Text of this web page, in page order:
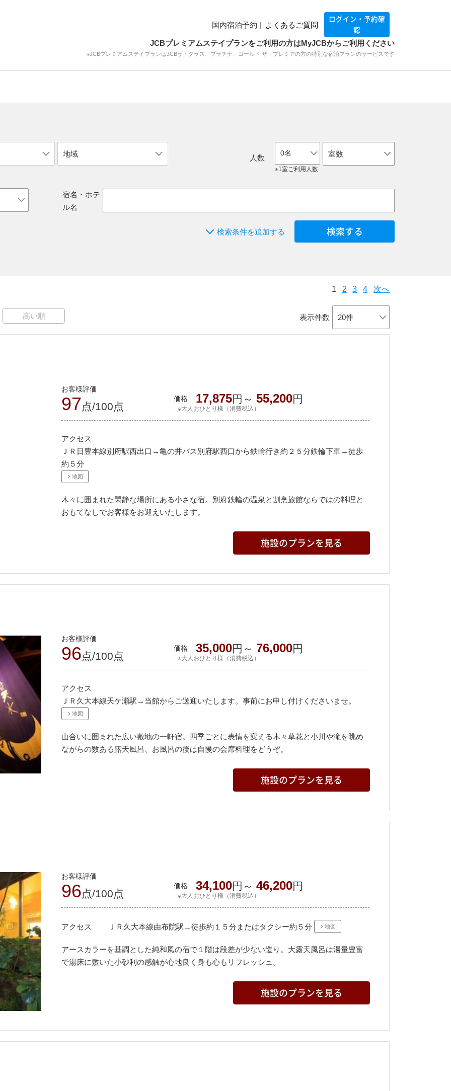
国内宿泊予約 | よくあるご質問
ログイン・予約確
認
JCBプレミアムステイプランをご利用の方は MyJCBからご利用ください
※JCBプレミアムステイプランはJCBザ・クラス、 プラチナ、ゴールド ザ・プレミアの方の特別な宿泊プランのサービスです
人数
0名
※1室ご利用人数
宿名・ホテ
ル名
検索条件を追加する
1 2 3 4 次へ
高い順 表示件数
お客様評価
97点/100点
価格 17,875円～ 55,200円
※大人おひとり様 （消費税込）
アクセス
ＪＲ日豊本線別府駅西出口→亀の井バス別府駅西口から鉄輪行き約２５分鉄輪下車→徒歩
約５分
地図
木々に囲まれた閑静な場所にある小さな宿。別府鉄輪の温泉と割烹旅館ならではの料理と
おもてなしでお客様をお迎えいたします。
施設のプランを見る
お客様評価
96点/100点
価格 35,000円～ 76,000円
※大人おひとり様 （消費税込）
アクセス
ＪＲ久大本線天ケ瀬駅→当館からご送迎いたします。事前にお申し付けくださいませ。
地図
山合いに囲まれた広い敷地の一軒宿。四季ごとに表情を変える木々草花と小川や滝を眺め
ながらの数ある露天風呂、お風呂の後は自慢の会席料理をどうぞ。
施設のプランを見る
お客様評価
96点/100点
価格 34,100円～ 46,200円
※大人おひとり様 （消費税込）
アクセス ＪＲ久大本線由布院駅→徒歩約１５分またはタクシー約５分 地図
アースカラーを基調とした純和風の宿で１階は段差が少ない造り。大露天風呂は湯量豊富
で湯床に敷いた小砂利の感触が心地良く身も心もリフレッシュ。
施設のプランを見る